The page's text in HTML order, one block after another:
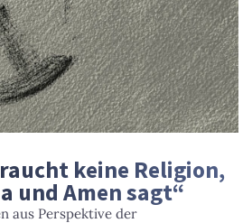
keine Religion,
und Amen sagt“
aus Perspektive der